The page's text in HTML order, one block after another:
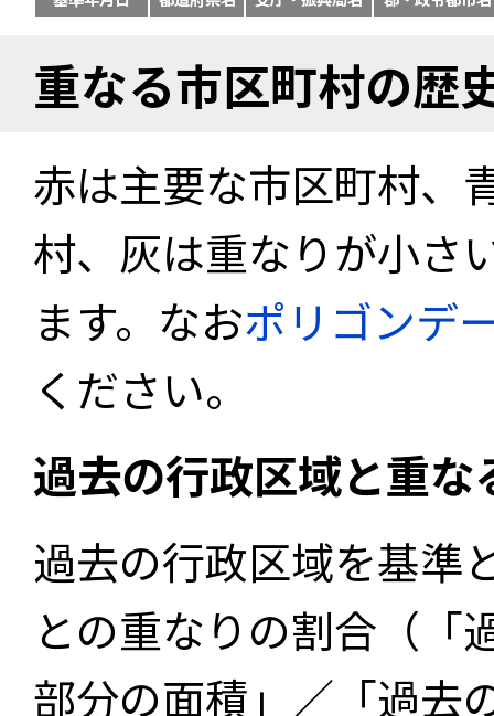
重なる市区町村の歴
赤は主要な市区町村、
村、灰は重なりが小さ
ます。なおポリゴンデ
ください。
過去の行政区域と重
過去の行政区域を基準
との重なりの割合（「
部分の面積」／「過去